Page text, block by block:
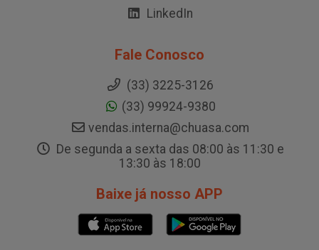
LinkedIn
Fale Conosco
(33) 3225-3126
(33) 99924-9380
vendas.interna@chuasa.com
De segunda a sexta das 08:00 às 11:30 e
13:30 às 18:00
Baixe já nosso APP